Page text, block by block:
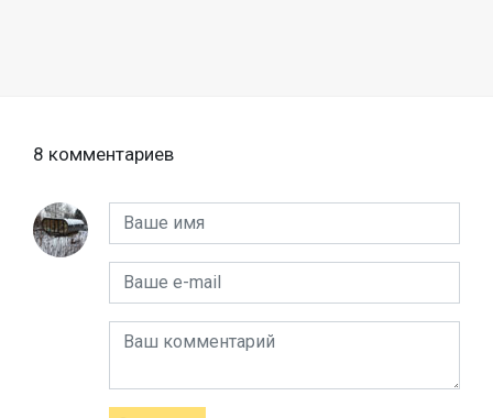
8 комментариев